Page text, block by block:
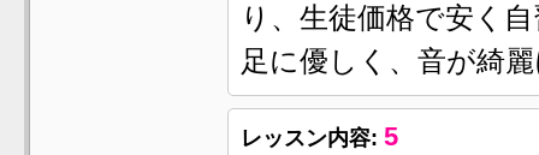
り、生徒価格で安く
足に優しく、音が綺
レッスン内容: 5